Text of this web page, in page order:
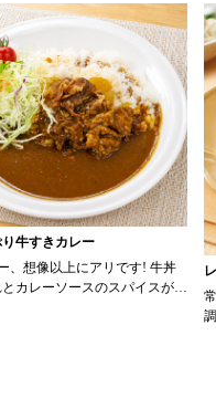
牛すきカレー
、想像以上にアリです! 牛丼
カレーソースのスパイスが新